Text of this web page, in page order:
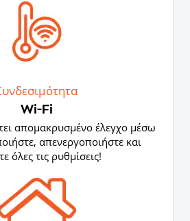
Wi-Fi
απομακρυσμένο έλεγχο μέσω
απενεργοποιήστε και
όλες τις ρυθμίσεις!